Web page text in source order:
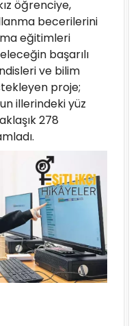
öğrenciye,
becerilerini
eğitimleri
başarılı
ve bilim
proje;
illerindeki yüz
278